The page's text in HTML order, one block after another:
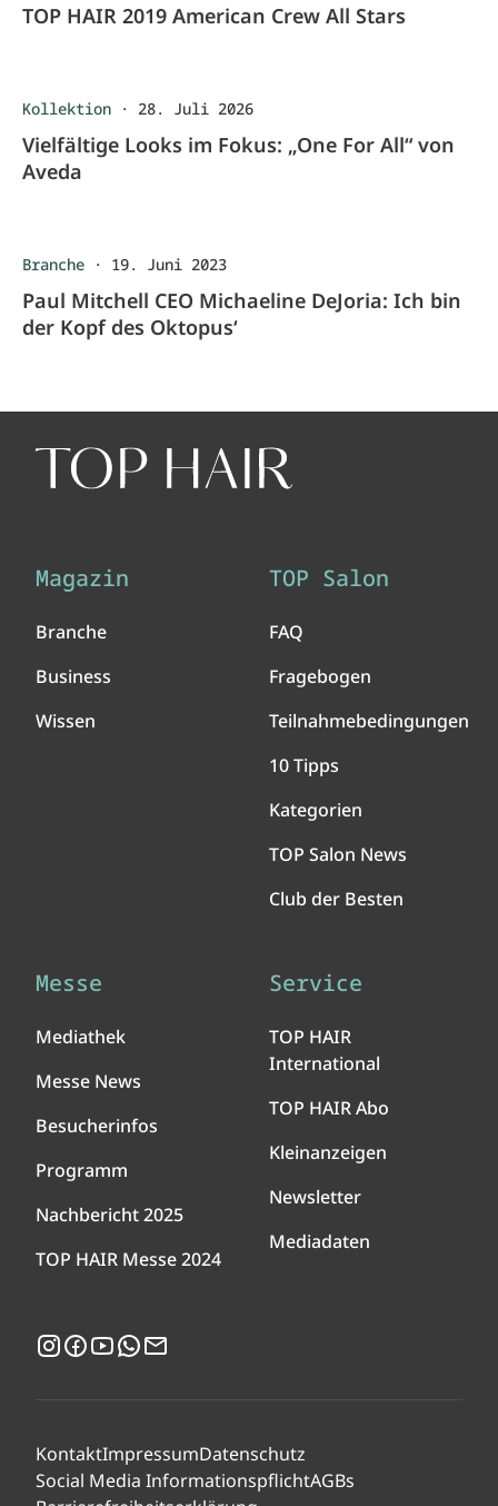
TOP HAIR 2019 American Crew All Stars
Kollektion · 28. Juli 2026
Vielfältige Looks im Fokus: „One For All“ von
Aveda
Branche · 19. Juni 2023
Paul Mitchell CEO Michaeline DeJoria: Ich bin
der Kopf des Oktopus‘
Magazin
Branche
Business
Wissen
TOP Salon
FAQ
Fragebogen
Teilnahmebedingungen
10 Tipps
Kategorien
TOP Salon News
Club der Besten
Messe
Mediathek
Messe News
Besucherinfos
Programm
Nachbericht 2025
TOP HAIR Messe 2024
Service
TOP HAIR
International
TOP HAIR Abo
Kleinanzeigen
Newsletter
Mediadaten
Instagram
Facebook
YouTubeWhatsApp
KontaktImpressumDatenschutz
Social Media InformationspflichtAGBs